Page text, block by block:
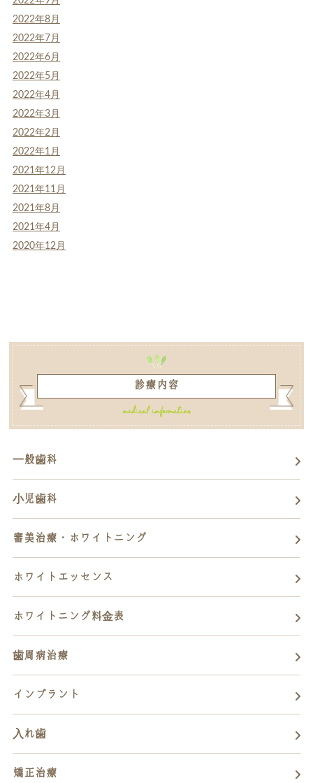
2022年8月
2022年7月
2022年6月
2022年5月
2022年4月
2022年3月
2022年2月
2022年1月
2021年12月
2021年11月
2021年8月
2021年4月
2020年12月
診療内容
一般歯科
小児歯科
審美治療・ホワイトニング
ホワイトエッセンス
ホワイトニング料金表
歯周病治療
インプラント
入れ歯
矯正治療